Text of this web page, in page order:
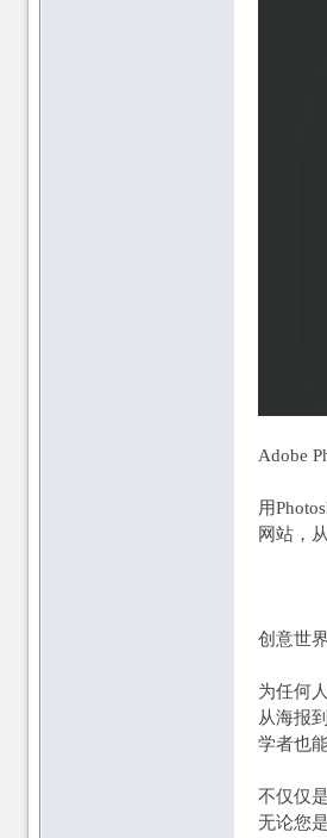
Adobe
用
网站，
创意世
为任何
从海报
学者也
不仅仅
无论您